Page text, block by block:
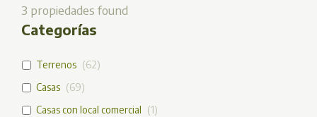
3 propiedades found
Categorías
Terrenos (62)
Casas (69)
Casas con local comercial (1)